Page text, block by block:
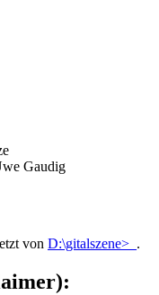
Gaudig
von D:\gitalszene>_ .